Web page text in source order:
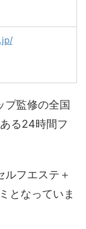
プ監修の全国
る24時間フ
フエステ＋
となっていま